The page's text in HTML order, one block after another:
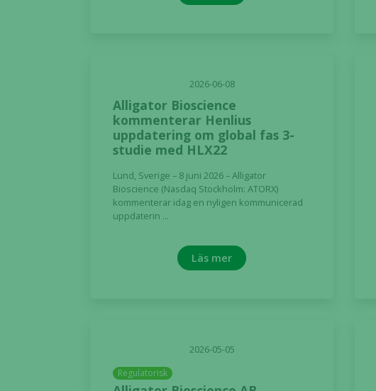
2026-06-08
Alligator Bioscience
kommenterar Henlius
uppdatering om global fas 3-
studie med HLX22
Lund, Sverige – 8 juni 2026 – Alligator
Bioscience (Nasdaq Stockholm: ATORX)
kommenterar idag en nyligen kommunicerad
uppdaterin ...
Läs mer
2026-05-05
Regulatorisk